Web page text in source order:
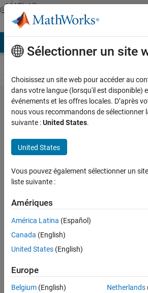
Passer au contenu
MATLAB
Answers
How can
I extract
from
files in
Muhammad
Khan
Mai
2018
0
Réponses
Sélectionner un site
Choisissez un site web pour accéder au
dans votre langue (lorsqu'il est disponible)
événements et les offres locales. D’après
nous vous recommandons de sélectionner
suivante :United States.
United States
Vous pouvez également sélectionner un
liste suivante :
Amériques
América Latina (Español)
Canada (English)
United States (English)
Europe
Belgium (English)
Netherlands